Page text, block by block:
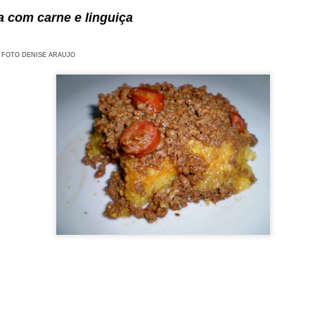
com carne e linguiça
FOTO DENISE ARAUJO
presidido por Ferran Adriá, Harold McGee e Pere Castells, este
gastronômico e social, sempre em linha com o Manifesto
Durante os dias 11, 12 e 13 de novembro, exploraram o
trabalho e workshops. com especialistas de todo o mundo.
que une 3 almas: Acadêmica, Gastronômica e Social. Tendo a
Somente nas apresentações participaram especialistas de vários
Argentina, Brasil, Canadá, Colômbia, Chile, China, Equador-
Itália, Japão, México, Taiwan e EUA. E entre o público estavam
Grécia, Peru, etc.
a ser uma referência em inovação e tradição nos espaços de
a entrega dos Sferic Awards 2024 ao Restaurante Leo, liderado